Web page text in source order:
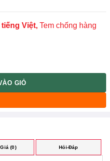
Việt, Tem chống hàng
Sạch, Giảm Mụn Kiềm Dầu
GIỎ
(0) Hỏi-Đáp